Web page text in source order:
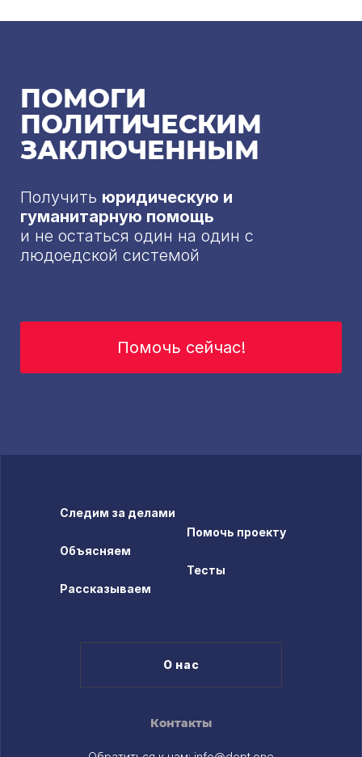
ПОМОГИ
ПОЛИТИЧЕСКИМ
ЗАКЛЮЧЕННЫМ
Получить юридическую и
гуманитарную помощь
и не остаться один на один с
людоедской системой
Помочь сейчас!
Контакты
Следим за делами
Объясняем
Рассказываем
Помочь проекту
Тесты
О нас